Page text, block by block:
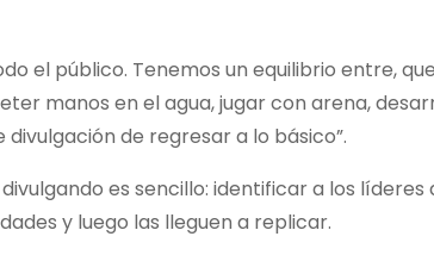
el público. Tenemos un equilibrio entre,
manos en el agua, jugar con arena,
de regresar a lo básico”.
es sencillo: identificar a los
y luego las lleguen a replicar.